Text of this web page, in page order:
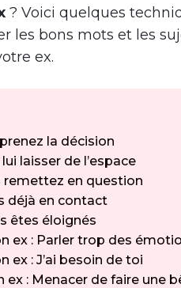
? Voici quelques
les bons mots et les
ex.
la décision
laisser de l’espace
remettez en question
déjà en contact
êtes éloignés
ex : Parler trop des
ex : J’ai besoin de toi
ex : Menacer de faire une